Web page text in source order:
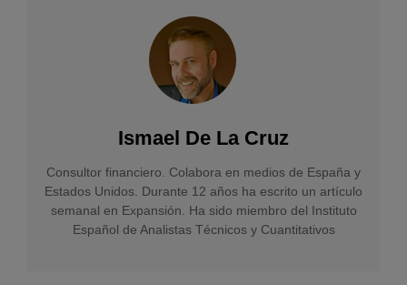
Ismael De La Cruz
Consultor financiero. Colabora en medios de España y
Estados Unidos. Durante 12 años ha escrito un artículo
semanal en Expansión. Ha sido miembro del Instituto
Español de Analistas Técnicos y Cuantitativos